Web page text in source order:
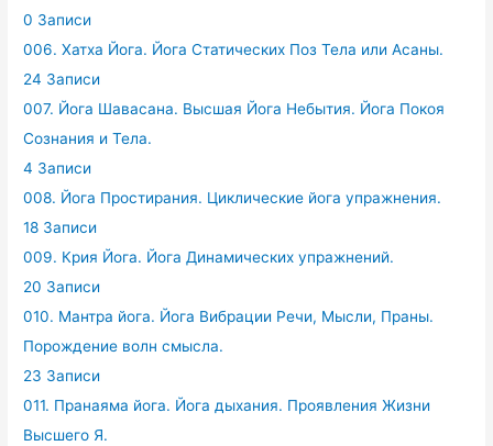
0 Записи
006. Хатха Йога. Йога Статических Поз Тела или Асаны.
24 Записи
007. Йога Шавасана. Высшая Йога Небытия. Йога Покоя
Сознания и Тела.
4 Записи
008. Йога Простирания. Циклические йога упражнения.
18 Записи
009. Крия Йога. Йога Динамических упражнений.
20 Записи
010. Мантра йога. Йога Вибрации Речи, Мысли, Праны.
Порождение волн смысла.
23 Записи
011. Пранаяма йога. Йога дыхания. Проявления Жизни
Высшего Я.